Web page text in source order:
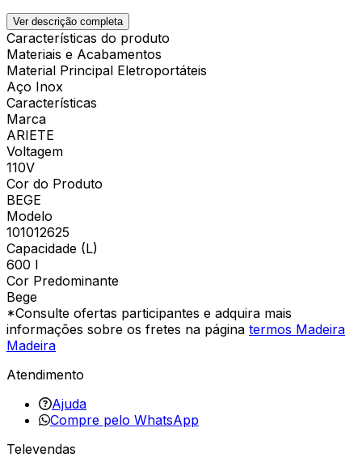
Ver descrição completa
Características do produto
Materiais e Acabamentos
Material Principal Eletroportáteis
Aço Inox
Características
Marca
ARIETE
Voltagem
110V
Cor do Produto
BEGE
Modelo
101012625
Capacidade (L)
600 l
Cor Predominante
Bege
*Consulte ofertas participantes e adquira mais
informações sobre os fretes na página termos Madeira
Madeira
Atendimento
Ajuda
Compre pelo WhatsApp
Televendas